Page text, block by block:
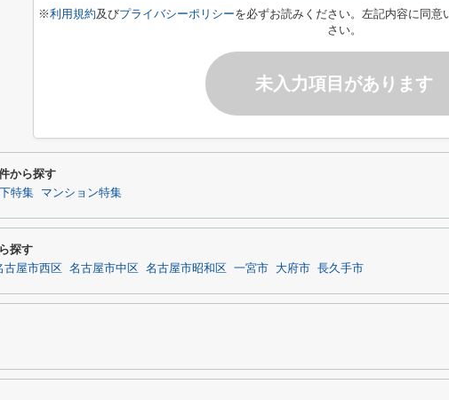
※利用規約及びプライバシーポリシーを必ずお読みください。左記内容に同
さい。
未入力項目があります
から探す
特集 マンション特集
探す
古屋市西区 名古屋市中区 名古屋市昭和区 一宮市 大府市 長久手市